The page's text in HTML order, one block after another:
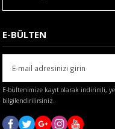
E-BÜLTEN
E-bültenimize kayıt olarak indirimli,
bilgilendirilirsiniz.